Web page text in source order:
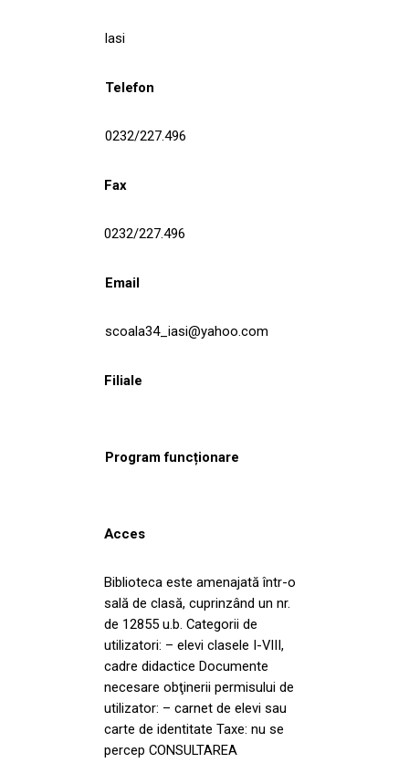
Iasi
Telefon
0232/227.496
Fax
0232/227.496
Email
scoala34_iasi@yahoo.com
Filiale
Program funcționare
Acces
Biblioteca este amenajată într-o
sală de clasă, cuprinzând un nr.
de 12855 u.b. Categorii de
utilizatori: – elevi clasele I-VIII,
cadre didactice Documente
necesare obţinerii permisului de
utilizator: – carnet de elevi sau
carte de identitate Taxe: nu se
percep CONSULTAREA